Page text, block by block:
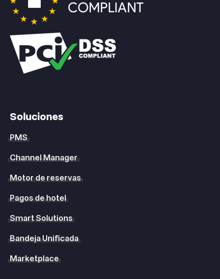
Soluciones
PMS
Channel Manager
Motor de reservas
Pagos de hotel
Smart Solutions
Bandeja Unificada
Marketplace